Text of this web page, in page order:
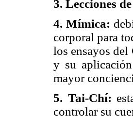
3. Lecciones
4. Mímica:
corporal para
los ensayos
y su aplicación
mayor
5. Tai-Chí:
controlar su